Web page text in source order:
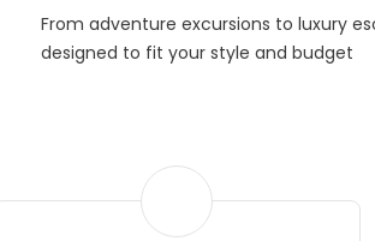
From adventure excursions to luxury
designed to fit your style and budget